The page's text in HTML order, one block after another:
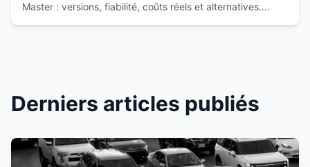
Master : versions, fiabilité, coûts réels et alternatives.
Derniers articles publiés